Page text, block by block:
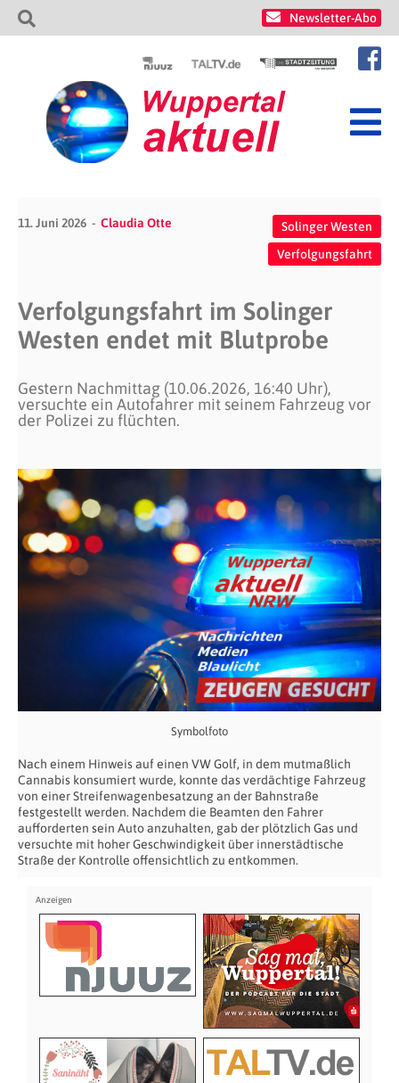
Newsletter-Abo
11. Juni 2026 Claudia Otte
Solinger Westen
Verfolgungsfahrt
Verfolgungsfahrt im Solinger
Westen endet mit Blutprobe
Gestern Nachmittag (10.06.2026, 16:40 Uhr),
versuchte ein Autofahrer mit seinem Fahrzeug vor
der Polizei zu flüchten.
Symbolfoto
Nach einem Hinweis auf einen VW Golf, in dem mutmaßlich
Cannabis konsumiert wurde, konnte das verdächtige Fahrzeug
von einer Streifenwagenbesatzung an der Bahnstraße
festgestellt werden. Nachdem die Beamten den Fahrer
aufforderten sein Auto anzuhalten, gab der plötzlich Gas und
versuchte mit hoher Geschwindigkeit über innerstädtische
Straße der Kontrolle offensichtlich zu entkommen.